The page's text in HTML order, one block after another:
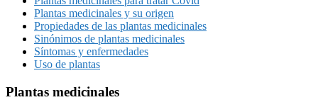
Plantas medicinales y su origen
Propiedades de las plantas medicinales
Sinónimos de plantas medicinales
Síntomas y enfermedades
Uso de plantas
Plantas medicinales